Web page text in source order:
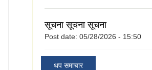
सूचना सूचना सूचना
Post date: 05/28/2026 - 15:50
थप समाचार